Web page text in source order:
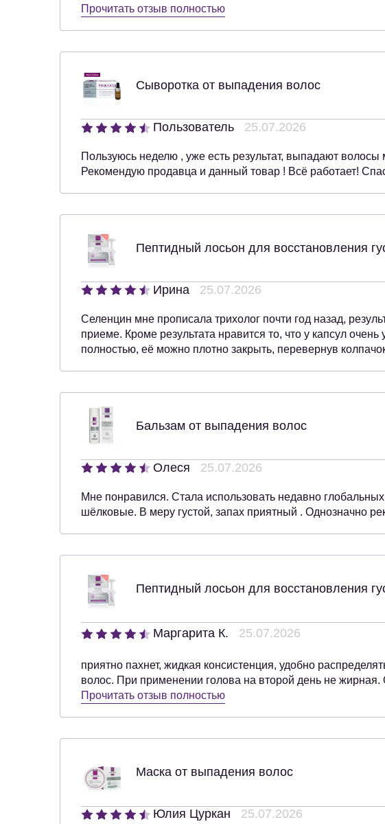
Прочитать отзыв полностью
Сыворотка от выпадения волос
Пользователь 25.07.2026
Пользуюсь неделю , уже есть результат, выпадают
Рекомендую продавца и данный товар ! Всё работает!
Пептидный лосьон для восстановления
Ирина 25.07.2026
Селенцин мне прописала трихолог почти год назад,
приеме. Кроме результата нравится то, что у капсул
полностью, её можно плотно закрыть, перевернув
Бальзам от выпадения волос
Олеся 25.07.2026
Мне понравился. Стала использовать недавно
шёлковые. В меру густой, запах приятный . Однозначно
Пептидный лосьон для восстановления
Маргарита К. 25.07.2026
приятно пахнет, жидкая консистенция, удобно
волос. При применении голова на второй день не
Прочитать отзыв полностью
Маска от выпадения волос
Юлия Цуркан 25.07.2026